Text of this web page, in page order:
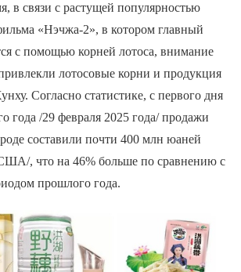
в связи с растущей популярностью
«Нэчжа-2», в котором главный
с помощью корней лотоса, внимание
лотосовые корни и продукция
Согласно статистике, с первого дня
года /29 февраля 2025 года/ продажи
составили почти 400 млн юаней
, что на 46% больше по сравнению с
прошлого года.